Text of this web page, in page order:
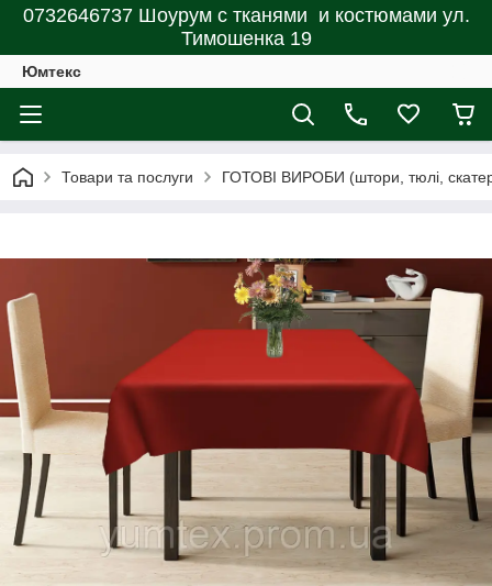
0732646737 Шоурум с тканями и костюмами ул.
Тимошенка 19
Юмтекс
Товари та послуги ГОТОВІ ВИРОБИ (штори, тюлі,